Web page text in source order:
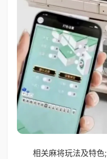
相关麻将玩法及特色;